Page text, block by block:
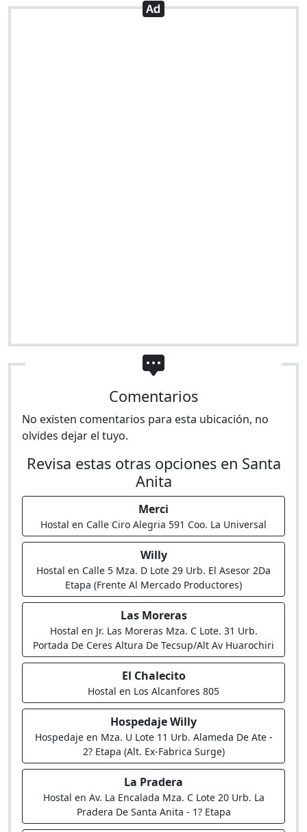
Comentarios
No existen comentarios para esta ubicación, no
olvides dejar el tuyo.
Revisa estas otras opciones en Santa
Anita
Merci
Hostal en Calle Ciro Alegria 591 Coo. La Universal
Willy
Hostal en Calle 5 Mza. D Lote 29 Urb. El Asesor 2Da
Etapa (Frente Al Mercado Productores)
Las Moreras
Hostal en Jr. Las Moreras Mza. C Lote. 31 Urb.
Portada De Ceres Altura De Tecsup/Alt Av Huarochiri
El Chalecito
Hostal en Los Alcanfores 805
Hospedaje Willy
Hospedaje en Mza. U Lote 11 Urb. Alameda De Ate -
2? Etapa (Alt. Ex-Fabrica Surge)
La Pradera
Hostal en Av. La Encalada Mza. C Lote 20 Urb. La
Pradera De Santa Anita - 1? Etapa